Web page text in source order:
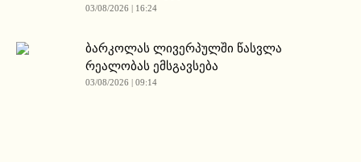
03/08/2026 | 16:24
ბარკოლას ლივერპულში წასვლა
რეალობას ემსგავსება
03/08/2026 | 09:14